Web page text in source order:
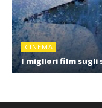
CINEMA
I migliori film sugli